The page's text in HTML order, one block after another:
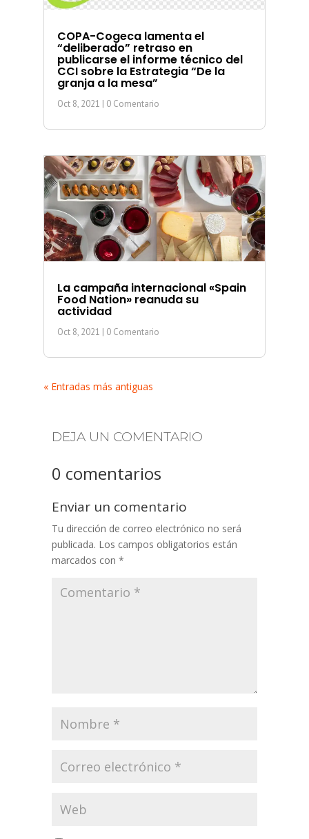
COPA-Cogeca lamenta el
“deliberado” retraso en
publicarse el informe técnico del
CCI sobre la Estrategia “De la
granja a la mesa”
Oct 8, 2021 | 0 Comentario
La campaña internacional «Spain
Food Nation» reanuda su
actividad
Oct 8, 2021 | 0 Comentario
« Entradas más antiguas
DEJA UN COMENTARIO
0 comentarios
Enviar un comentario
Tu dirección de correo electrónico no será
publicada. Los campos obligatorios están
marcados con *